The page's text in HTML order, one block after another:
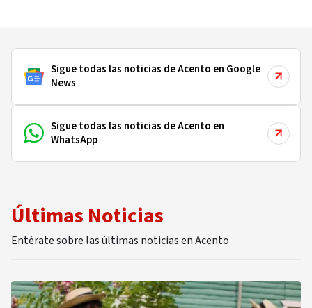
Sigue todas las noticias de Acento en Google
News
Sigue todas las noticias de Acento en
WhatsApp